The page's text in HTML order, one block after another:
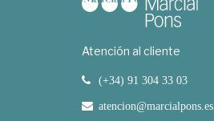
Atención al cliente
(+34) 91 304 33 03
atencion@marcialpons.es